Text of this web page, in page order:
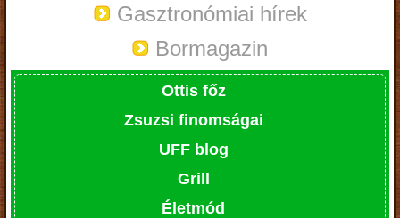
Gasztronómiai hírek
Bormagazin
Ottis főz
Zsuzsi finomságai
UFF blog
Grill
Életmód